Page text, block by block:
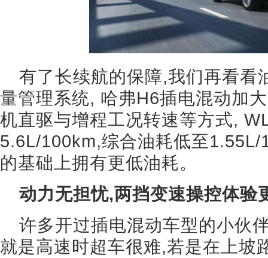
有了长续航的保障,我们再看看
量管理系统, 哈弗H6插电混动加
机直驱与增程工况转速等方式,
5.6L/100km,综合油耗低至
的基础上拥有更低油耗。
动力无担忧,两挡变速操控体验
许多开过插电混动车型的小伙
就是高速时超车很难,若是在上坡